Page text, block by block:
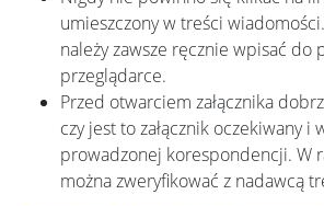
umieszczony w treści
należy zawsze ręcznie wpisać do
przeglądarce.
Przed otwarciem załącznika
czy jest to załącznik oczekiwany i
prowadzonej korespondencji. W
można zweryfikować z nadawcą